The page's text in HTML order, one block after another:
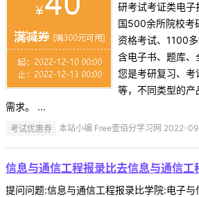
研考试考证类电
国500余所院校考
资格考试、1100
含电子书、题库
您是考研复习、考
等，不同类型的产
需求。 ...
考试优惠券 本站小编 Free壹佰分学习网 2022-
信息与通信工程报录比去信息与通信工
提问问题:信息与通信工程报录比学院:电子